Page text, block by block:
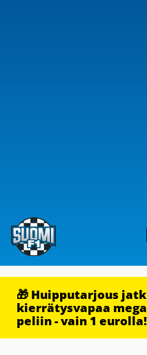
🎁 Huipputarjous
kierrätysvapaa
peliin - vain 1 eurolla!